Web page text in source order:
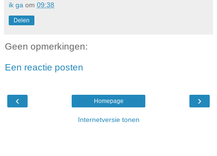
ik ga om 09:38
Delen
Geen opmerkingen:
Een reactie posten
‹ ›
Homepage
Internetversie tonen